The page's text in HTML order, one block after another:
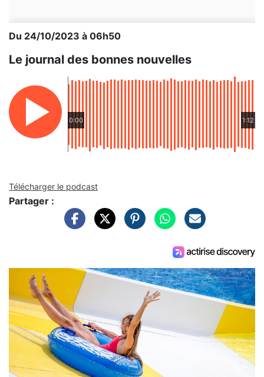
Du 24/10/2023 à 06h50
Le journal des bonnes nouvelles
0:00 1:12
Télécharger le podcast
Partager :